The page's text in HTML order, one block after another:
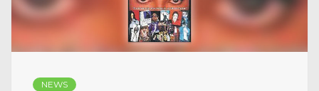
NEWS